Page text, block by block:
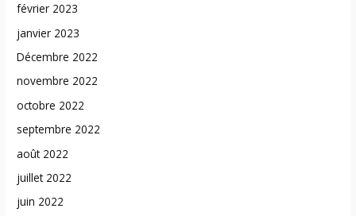
février 2023
janvier 2023
Décembre 2022
novembre 2022
octobre 2022
septembre 2022
août 2022
juillet 2022
juin 2022